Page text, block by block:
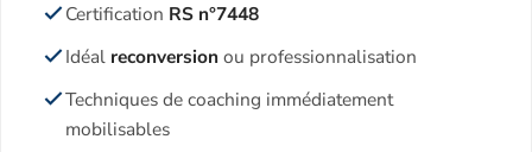
Certification RS n°7448
Idéal reconversionou professionnalisation
Techniques de coaching immédiatement
mobilisables